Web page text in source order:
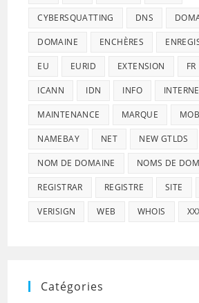
CYBERSQUATTING DNS
DOMAINE ENCHÈRES
EU EURID EXTENSION FR
ICANN IDN INFO
MAINTENANCE MARQUE
NAMEBAY NET NEW GTLDS
NOM DE DOMAINE NOMS DE
REGISTRAR REGISTRE SITE
VERISIGN WEB WHOIS
Catégories